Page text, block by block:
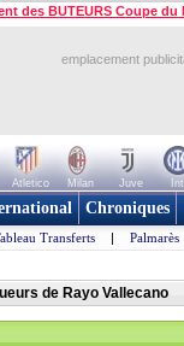
des BUTEURS Coupe du
emplacement
Atletico Milan Juve
Chroniques
Transferts | Palmarès
de Rayo Vallecano